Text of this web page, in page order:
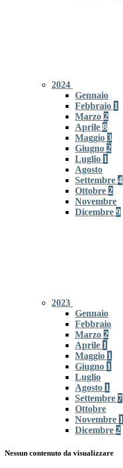
2024
Gennaio
Febbraio 1
Marzo 2
Aprile 8
Maggio 3
Giugno 2
Luglio 1
Agosto
Settembre 4
Ottobre 2
Novembre
Dicembre 9
2023
Gennaio
Febbraio
Marzo 2
Aprile 1
Maggio 1
Giugno 1
Luglio
Agosto 1
Settembre 7
Ottobre
Novembre 1
Dicembre 2
Nessun contenuto da visualizzare